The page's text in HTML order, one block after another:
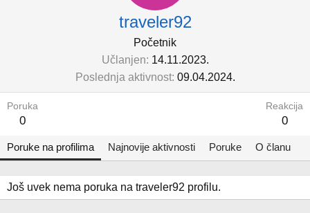
traveler92
Početnik
Učlanjen 14.11.2023.
Poslednja aktivnost 09.04.2024.
Poruka
0
Reakcija
0
Poruke na profilima Najnovije aktivnosti Poruke O članu
Još uvek nema poruka na traveler92 profilu.